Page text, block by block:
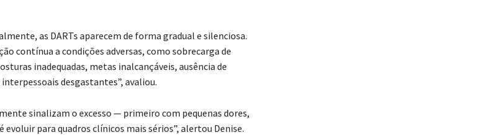
as DARTs aparecem de forma gradual e silenciosa.
contínua a condições adversas, como sobrecarga de
inadequadas, metas inalcançáveis, ausência de
desgastantes”, avaliou.
sinalizam o excesso — primeiro com pequenas dores,
para quadros clínicos mais sérios”, alertou Denise.